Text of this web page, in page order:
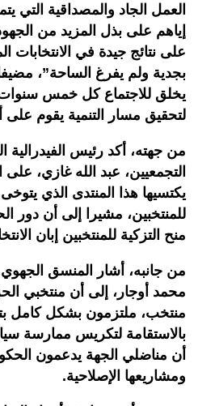
العمل الجاد والمصداقية التي
إياهم على بذل المزيد من
على نتائج جيدة في الانتخابات
بجدية ولم يفرغ الساحة”،
يخلق للاجتماع كل خمس سنوات.
لتحقيق مسار التنمية يقوم
من جهته، أكد رئيس الفيدرالية
التجمعيين، عبد الله غازي، على
يكتسيها هذا المنتدى الذي
للمنتخبين، مشيرا إلى أن
منح التزكية للمنتخبين إبان
من جانبه، أشار المنسق
منتخب، ملتزمون بشكل كامل
بالاستقامة لتكريس ممارسة
أن مناضلي الجهة يدعمون
ومشاريعها الإصلاحية.